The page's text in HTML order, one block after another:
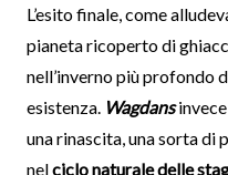
L’esito finale, come
pianeta ricoperto di
nell’inverno più profondo
esistenza. Wagdans
una rinascita, una sorta di
nelciclo naturale delle